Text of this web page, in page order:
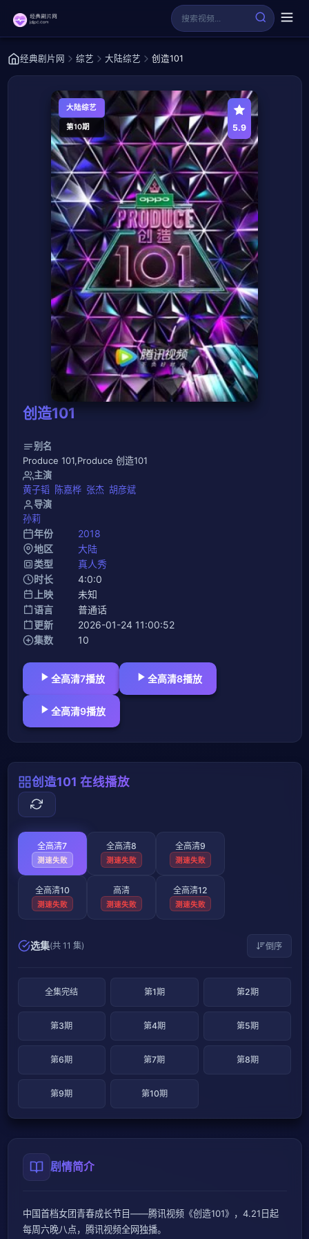
经典剧片网 综艺 大陆综艺 创造101
大陆综艺
第10期 5.9
创造101
别名
Produce 101,Produce 创造101
主演
黄子韬
陈嘉桦 张杰 胡彦斌
导演
孙莉
年份
2018
地区
大陆
类型
真人秀
时长
4:0:0
上映
未知
语言
普通话
更新
2026-01-24 11:00:52
集数
10
全高清7播放 全高清8播放
全高清9播放
创造101 在线播放
全高清7
测速失败
全高清8
测速失败
全高清9
测速失败
全高清10
测速失败
高清
测速失败
全高清12
测速失败
选集(共 11 集) 倒序
全集完结 第1期 第2期
第3期 第4期 第5期
第6期 第7期 第8期
第9期 第10期
剧情简介
中国首档女团青春成长节目——腾讯视频《创造101》，4.21日起
每周六晚八点，腾讯视频全网独播。